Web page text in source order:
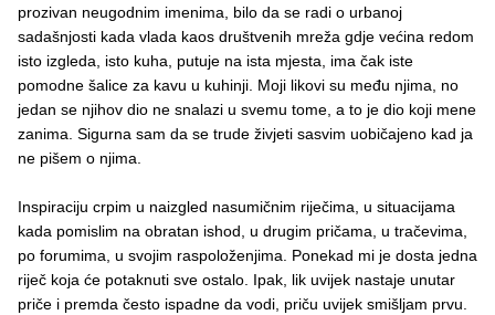
prozivan neugodnim imenima, bilo da se radi o urbanoj
sadašnjosti kada vlada kaos društvenih mreža gdje većina redom
isto izgleda, isto kuha, putuje na ista mjesta, ima čak iste
pomodne šalice za kavu u kuhinji. Moji likovi su među njima, no
jedan se njihov dio ne snalazi u svemu tome, a to je dio koji mene
zanima. Sigurna sam da se trude živjeti sasvim uobičajeno kad ja
ne pišem o njima.
Inspiraciju crpim u naizgled nasumičnim riječima, u situacijama
kada pomislim na obratan ishod, u drugim pričama, u tračevima,
po forumima, u svojim raspoloženjima. Ponekad mi je dosta jedna
riječ koja će potaknuti sve ostalo. Ipak, lik uvijek nastaje unutar
priče i premda često ispadne da vodi, priču uvijek smišljam prvu.